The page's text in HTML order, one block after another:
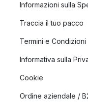
Informazioni sulla
Traccia il tuo pacco
Termini e Condizioni
Informativa sulla
Cookie
Ordine aziendale /